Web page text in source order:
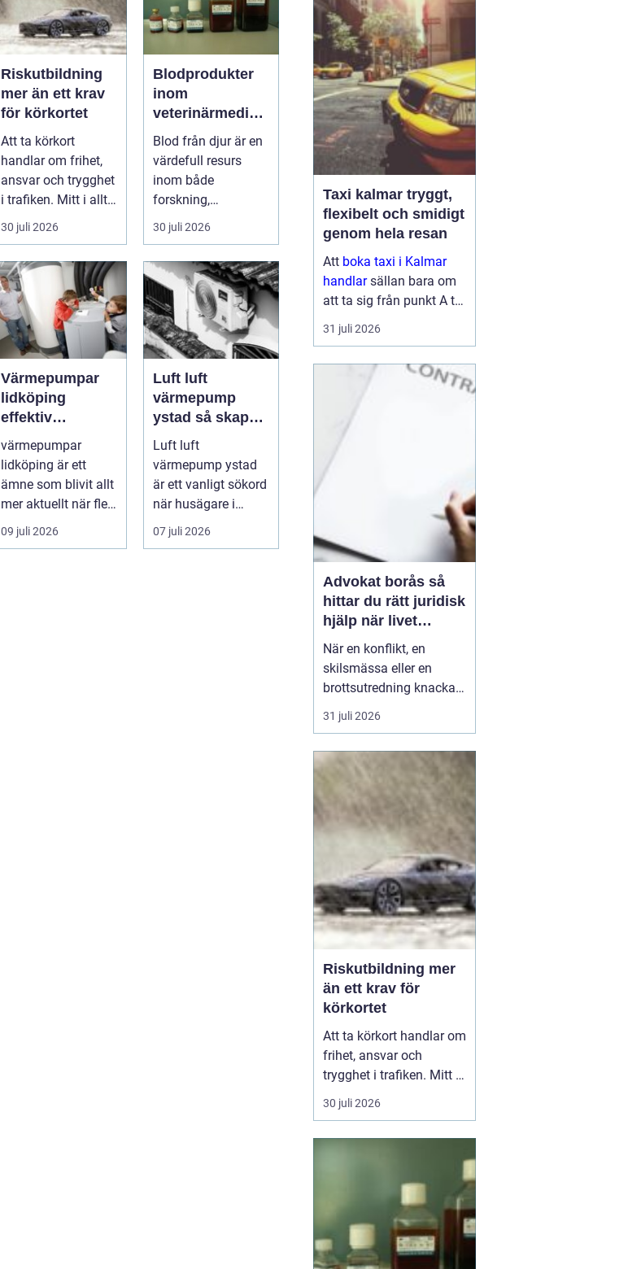
Riskutbildning
mer än ett krav
för körkortet
Att ta körkort
handlar om frihet,
ansvar och trygghet
i trafiken. Mitt i allt
detta finns
riskutbild...
30 juli 2026
Blodprodukter
inom
veterinärmedici
n funktion,
kvalitet och
användning
Blod från djur är en
värdefull resurs
inom både
forskning,
diagnostik och
veterinärmedicin.
När blod...
30 juli 2026
Värmepumpar
lidköping
effektiv
uppvärmning för
hus och
fastigheter
värmepumpar
lidköping är ett
ämne som blivit allt
mer aktuellt när fler
fastighetsägare vill
kombine...
09 juli 2026
Luft luft
värmepump
ystad så skapar
du ett behagligt
inomhusklimat
Året om
Luft luft
värmepump ystad
är ett vanligt sökord
när husägare i
sydkustens klimat
vill hitta ett smar...
07 juli 2026
Taxi kalmar tryggt,
flexibelt och smidigt
genom hela resan
Att boka taxi i Kalmar
handlarsällan bara om
att ta sig från punkt A till
punkt B. För många är
resan en viktig del av
semestern. En pålitlig
taxiresa kan betyda att
31 juli 2026
Advokat borås så
hittar du rätt juridisk
hjälp när livet
krånglar
När en konflikt, en
skilsmässa eller en
brottsutredning knackar
på dörren förändras
vardagen snabbt.
länge med att kontakta
jurist, ofta av oro för
kostnader eller för att de
inte vet vart de ska
vända sig. Samtidigt kan
31 juli 2026
Riskutbildning mer
än ett krav för
körkortet
Att ta körkort handlar om
frihet, ansvar och
trygghet i trafiken. Mitt i
allt detta finns
riskutbildning, som
tanke: att ge blivande
förare en realistisk bild
av r...
30 juli 2026